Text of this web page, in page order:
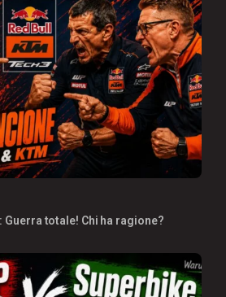
totale! Chi ha ragione?